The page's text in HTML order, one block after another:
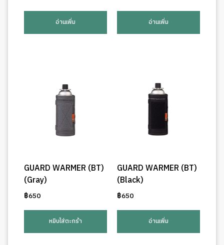
อ่านเพิ่ม อ่านเพิ่ม
GUARD WARMER (BT)
(Gray)
฿650
หยิบใส่ตะกร้า
GUARD WARMER (BT)
(Black)
฿650
อ่านเพิ่ม